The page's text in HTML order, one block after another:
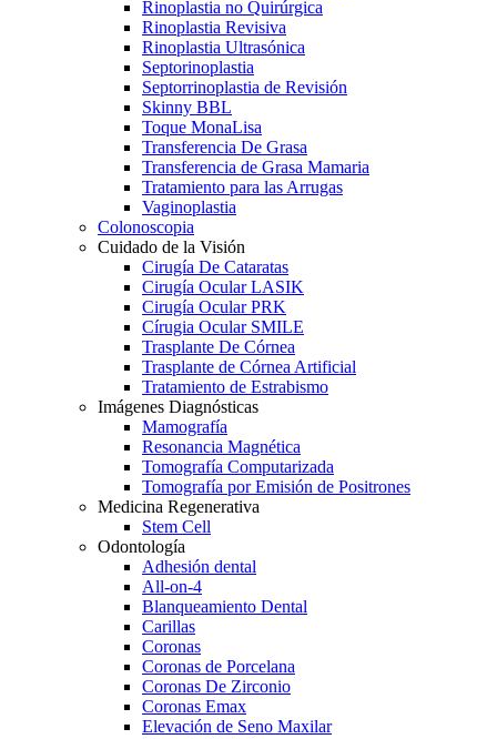
Rinoplastia no Quirúrgica
Rinoplastia Revisiva
Rinoplastia Ultrasónica
Septorinoplastia
Septorrinoplastia de Revisión
Skinny BBL
Toque MonaLisa
Transferencia De Grasa
Transferencia de Grasa Mamaria
Tratamiento para las Arrugas
Vaginoplastia
Colonoscopia
Cuidado de la Visión
Cirugía De Cataratas
Cirugía Ocular LASIK
Cirugía Ocular PRK
Círugia Ocular SMILE
Trasplante De Córnea
Trasplante de Córnea Artificial
Tratamiento de Estrabismo
Imágenes Diagnósticas
Mamografía
Resonancia Magnética
Tomografía Computarizada
Tomografía por Emisión de Positrones
Medicina Regenerativa
Stem Cell
Odontología
Adhesión dental
All-on-4
Blanqueamiento Dental
Carillas
Coronas
Coronas de Porcelana
Coronas De Zirconio
Coronas Emax
Elevación de Seno Maxilar